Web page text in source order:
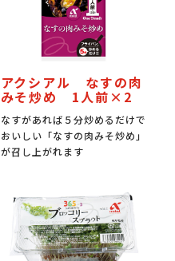
アクシアル なすの肉
みそ炒め 1人前×2
なすがあれば５分炒めるだけで
おいしい「なすの肉みそ炒め」
が召し上がれます